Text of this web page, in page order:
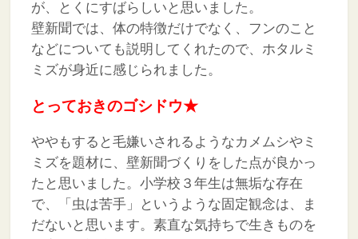
が、とくにすばらしいと思いました。
壁新聞では、体の特徴だけでなく、フンのこと
などについても説明してくれたので、ホタルミ
ミズが身近に感じられました。
とっておきのゴシドウ★
ややもすると毛嫌いされるようなカメムシやミ
ミズを題材に、壁新聞づくりをした点が良かっ
たと思いました。小学校３年生は無垢な存在
で、「虫は苦手」というような固定観念は、ま
だないと思います。素直な気持ちで生きものを